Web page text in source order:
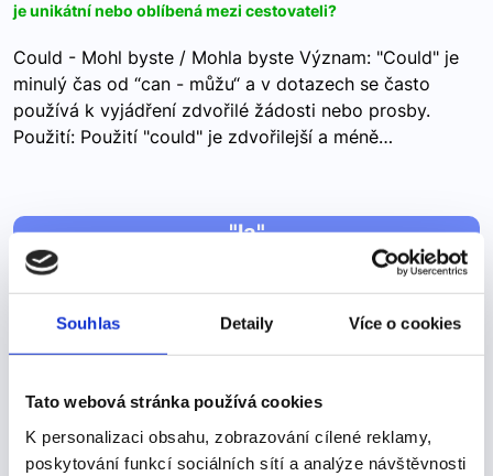
Souhlas Detaily Více o cookies
Tato webová stránka používá cookies
K personalizaci obsahu, zobrazování cílené reklamy,
poskytování funkcí sociálních sítí a analýze návštěvnosti
je unikátní nebo oblíbená mezi cestovateli?
Could - Mohl byste / Mohla byste Význam: "Could" je
minulý čas od “can - můžu“ a v dotazech se často
používá k vyjádření zdvořilé žádosti nebo prosby.
Použití: Použití "could" je zdvořilejší a méně…
"la"
jménem. Odkazuje nás na něco konkrétního. Nefunguje
jako ukazovací zájmeno ale můžeme ho překládat jako
(ta/tu/ten…). Pozor na rozpor s češtinou:…